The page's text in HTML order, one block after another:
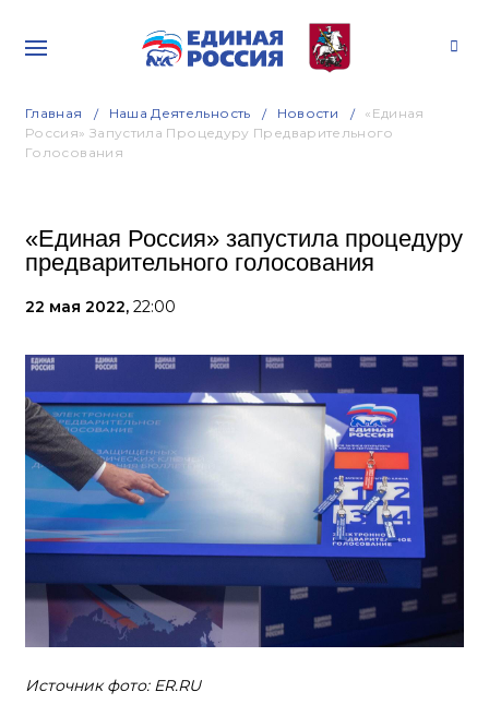
Главная Наша Деятельность Новости
«Единая
Россия» Запустила Процедуру Предварительного
Голосования
«Единая Россия» запустила процедуру
предварительного голосования
22 мая 2022, 22:00
Источник фото: ER.RU